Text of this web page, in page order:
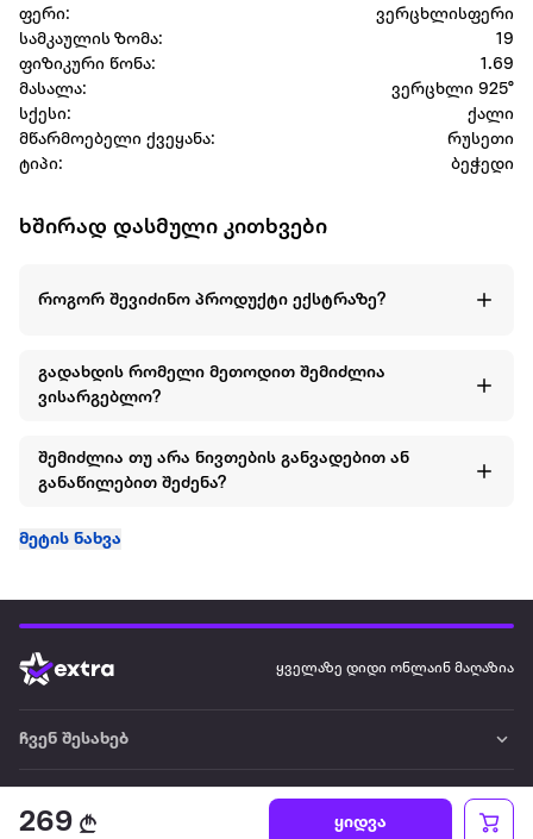
269 ყიდვა
ფერი:
ვერცხლისფერი
სამკაულის ზომა:
19
ფიზიკური წონა:
1.69
მასალა:
ვერცხლი 925°
სქესი:
ქალი
მწარმოებელი ქვეყანა:
რუსეთი
ტიპი:
ბეჭედი
ხშირად დასმული კითხვები
როგორ შევიძინო პროდუქტი ექსტრაზე?
გადახდის რომელი მეთოდით შემიძლია
ვისარგებლო?
შემიძლია თუ არა ნივთების განვადებით ან
განაწილებით შეძენა?
მეტის ნახვა
ყველაზე დიდი ონლაინ მაღაზია
ჩვენ შესახებ